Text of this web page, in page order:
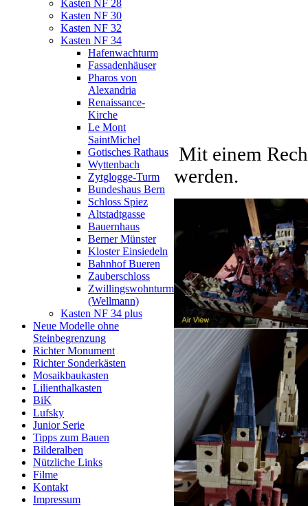
Kasten NF 28
Kasten NF 30
Kasten NF 32
Kasten NF 34
Hafenwachturm
Fassadenhäuser
Pharos von
Alexandria
Renaissance-
Kirche
Le Mont
SaintMichel
Gotisches Rathaus
Wyttenbach
Zytglogge-Turm
Bundeshaus Bern
Schloss Spiez
Altstadtgasse
Bauernhaus
Berner Münster
Kloster Einsiedeln
Bahnhof Bueren
Zauberschloss
Zwillingswohnturm
(Wellmann)
Kasten NF 34 plus
Neue Modelle ohne
Steinbegrenzung
Richter Monument
Richter Sonderkästen
Mosaikbaukasten
Lilienthalkasten
BiK
Lufsky
Junior Serie
Tipps zum Bauen
Bilderalben
Nützliche Links
Filme
Kontakt
Impressum
Mit einem
werden.